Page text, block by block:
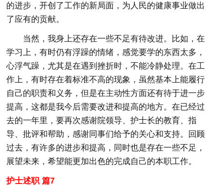
的进步，开创了工作的新局面，为人民的健康事业做出
了应有的贡献。
当然，我身上还存在一些不足有待改进。比如，在
学习上，有时仍有浮躁的情绪，感觉要学的东西太多，
心浮气躁，尤其是在遇到挫折时，不能冷静处理。在工
作上，有时存在着标准不高的现象，虽然基本上能履行
自己的职责和义务，但是在主动性方面还有待于进一步
提高，这都是我今后需要改进和提高的地方。在已经过
去的一年里，要再次感谢院领导、护士长的教育、指
导、批评和帮助，感谢同事们给予的关心和支持。回顾
过去，有许多的进步和提高，同时也是存在一些不足，
展望未来，希望能更加出色的完成自己的本职工作。
护士述职 篇7